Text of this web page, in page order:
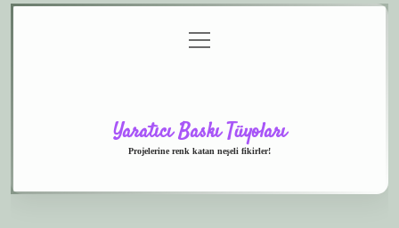
menüyü
aç
Yaratıcı Baskı Tüyoları
Projelerine renk katan neşeli fikirler!